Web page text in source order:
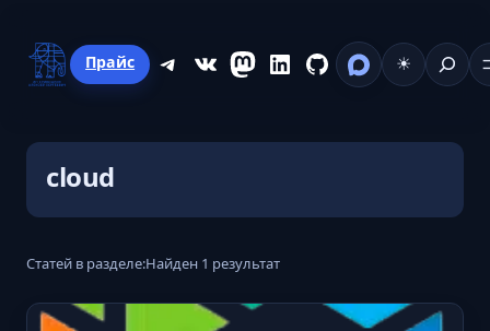
содержимому
Поиск
☀
Прайс Telegram
ВКонтакте
Mastodon
LinkedIn
GitHub
cloud
Статей в разделе:Найден 1 результат